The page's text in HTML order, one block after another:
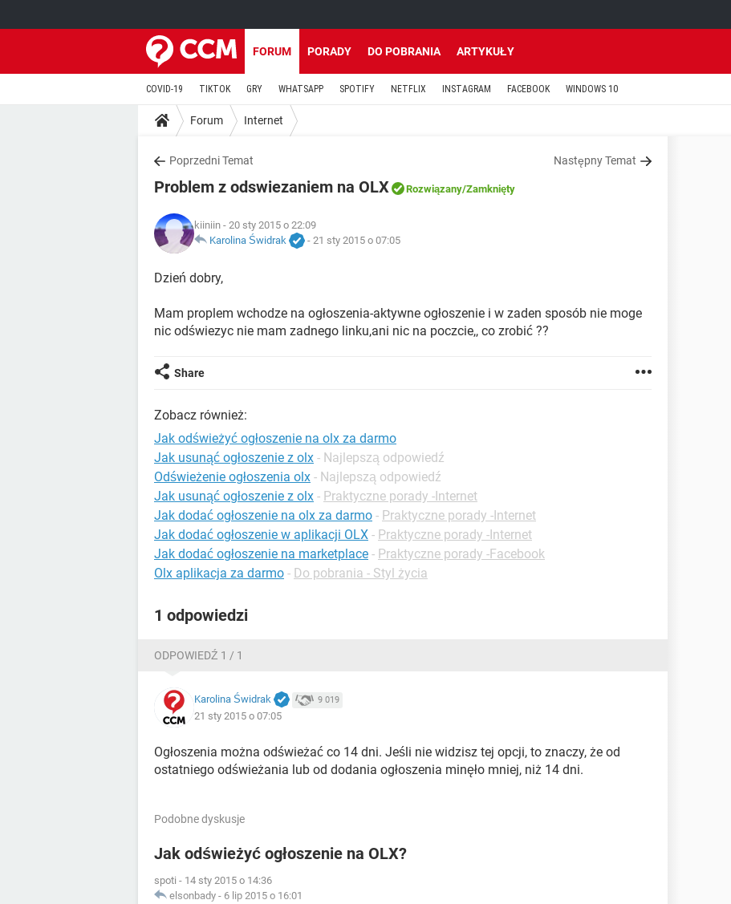
FORUM PORADY DO POBRANIA ARTYKUŁY
COVID-19 TIKTOK GRY WHATSAPP SPOTIFY NETFLIX INSTAGRAM FACEBOOK WINDOWS 10
Forum Internet
Poprzedni Temat Następny Temat
Problem z odswiezaniem na OLX Rozwiązany/Zamknięty
kiiniin - 20 sty 2015 o 22:09
Karolina Świdrak
- 21 sty 2015 o 07:05
Dzień dobry,
Mam proplem wchodze na ogłoszenia-aktywne ogłoszenie i w zaden sposób nie moge
nic odświezyc nie mam zadnego linku,ani nic na poczcie,, co zrobić ??
Share
Zobacz również:
Jak odświeżyć ogłoszenie na olx za darmo
Jak usunąć ogłoszenie z olx - Najlepszą odpowiedź
Odświeżenie ogłoszenia olx - Najlepszą odpowiedź
Jak usunąć ogłoszenie z olx - Praktyczne porady -Internet
Jak dodać ogłoszenie na olx za darmo - Praktyczne porady -Internet
Jak dodać ogłoszenie w aplikacji OLX - Praktyczne porady -Internet
Jak dodać ogłoszenie na marketplace - Praktyczne porady -Facebook
Olx aplikacja za darmo - Do pobrania - Styl życia
1 odpowiedzi
ODPOWIEDŹ 1 / 1
Karolina Świdrak 9 019
21 sty 2015 o 07:05
Ogłoszenia można odświeżać co 14 dni. Jeśli nie widzisz tej opcji, to znaczy, że od
ostatniego odświeżania lub od dodania ogłoszenia minęło mniej, niż 14 dni.
Podobne dyskusje
Jak odświeżyć ogłoszenie na OLX?
spoti - 14 sty 2015 o 14:36
elsonbady - 6 lip 2015 o 16:01